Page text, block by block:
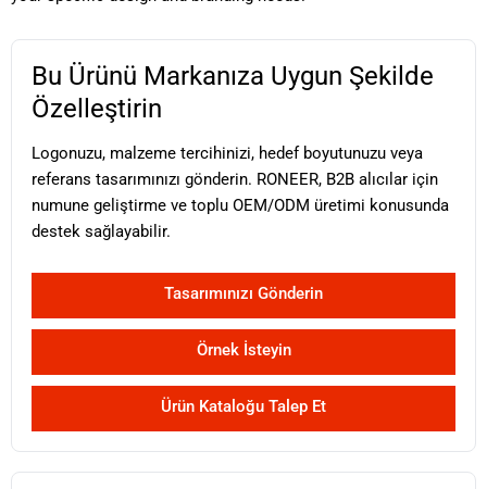
Bu Ürünü Markanıza Uygun Şekilde
Özelleştirin
Logonuzu, malzeme tercihinizi, hedef boyutunuzu veya
referans tasarımınızı gönderin. RONEER, B2B alıcılar için
numune geliştirme ve toplu OEM/ODM üretimi konusunda
destek sağlayabilir.
Tasarımınızı Gönderin
Örnek İsteyin
Ürün Kataloğu Talep Et